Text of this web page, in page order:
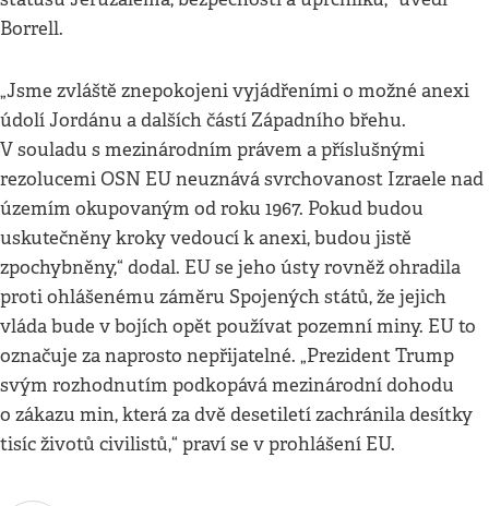
Borrell.
„Jsme zvláště znepokojeni vyjádřeními o možné anexi
údolí Jordánu a dalších částí Západního břehu.
V souladu s mezinárodním právem a příslušnými
rezolucemi OSN EU neuznává svrchovanost Izraele nad
územím okupovaným od roku 1967. Pokud budou
uskutečněny kroky vedoucí k anexi, budou jistě
zpochybněny,“ dodal. EU se jeho ústy rovněž ohradila
proti ohlášenému záměru Spojených států, že jejich
vláda bude v bojích opět používat pozemní miny. EU to
označuje za naprosto nepřijatelné. „Prezident Trump
svým rozhodnutím podkopává mezinárodní dohodu
o zákazu min, která za dvě desetiletí zachránila desítky
tisíc životů civilistů,“ praví se v prohlášení EU.